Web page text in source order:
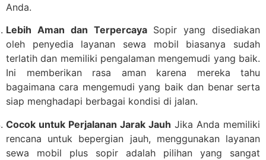
Anda.
Lebih Aman dan TerpercayaSopir yang disediakan
oleh penyedia layanan sewa mobil biasanya sudah
terlatih dan memiliki pengalaman mengemudi yang baik.
Ini memberikan rasa aman karena mereka tahu
bagaimana cara mengemudi yang baik dan benar serta
siap menghadapi berbagai kondisi di jalan.
Cocok untuk Perjalanan Jarak Jauh Jika Anda memiliki
rencana untuk bepergian jauh, menggunakan layanan
sewa mobil plus sopir adalah pilihan yang sangat